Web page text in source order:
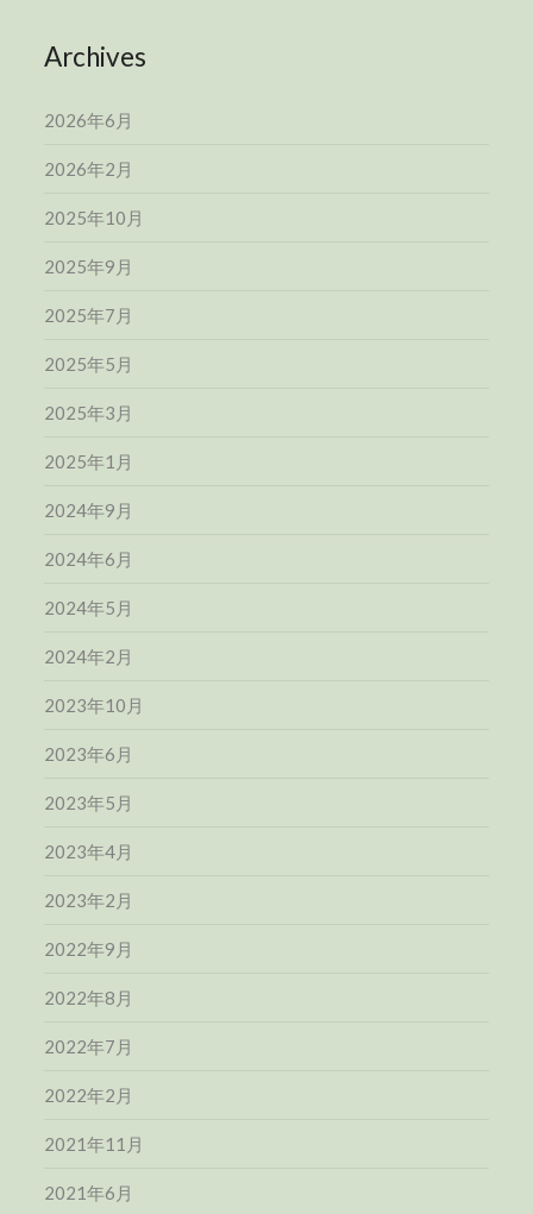
Archives
2026年6月
2026年2月
2025年10月
2025年9月
2025年7月
2025年5月
2025年3月
2025年1月
2024年9月
2024年6月
2024年5月
2024年2月
2023年10月
2023年6月
2023年5月
2023年4月
2023年2月
2022年9月
2022年8月
2022年7月
2022年2月
2021年11月
2021年6月